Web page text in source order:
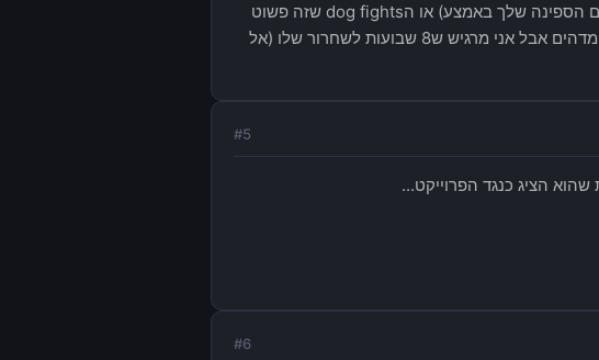
שהשקיע אבל זה הכל זבל כמו להסתובב בהאנגר (שזה חדר ריק עם הספינה שלך באמצע) או הdog fights שזה פשוט
אונליין deathmatch של חלליות בחלל ריק. אני מת שהמשחק יצא מדהים אבל אני מרגיש ש8 שבועות לשחרור שלו (אל
#5
הציג כנגד הפרוייקט...
#6